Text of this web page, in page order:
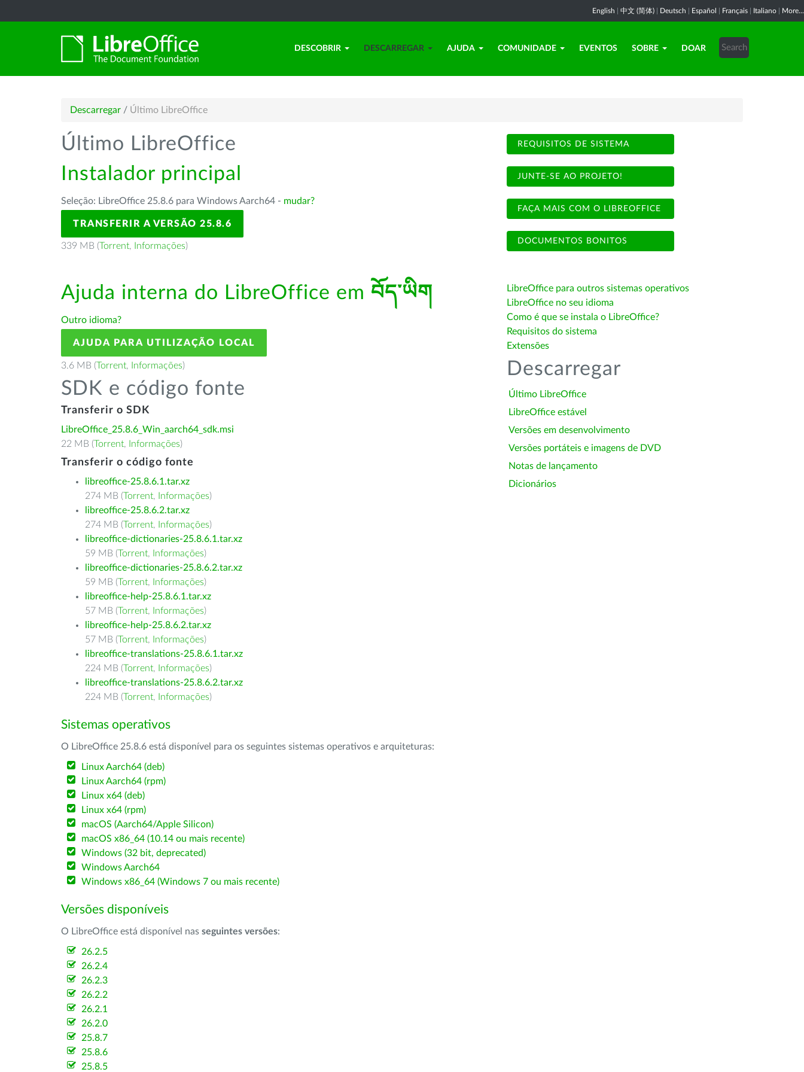
English 中文 (简体) Deutsch Español Français Italiano More...
DESCOBRIR DESCARREGAR AJUDA COMUNIDADE EVENTOS SOBRE DOAR
Descarregar / Último LibreOffice
Último LibreOffice
Instalador principal
Seleção: LibreOffice 25.8.6 para Windows Aarch64 - mudar?
TRANSFERIR A VERSÃO 25.8.6
339 MB (Torrent, Informações)
Ajuda interna do LibreOffice em བོད་ཡིག
Outro idioma?
AJUDA PARA UTILIZAÇÃO LOCAL
3.6 MB (Torrent, Informações)
SDK e código fonte
Transferir o SDK
LibreOffice_25.8.6_Win_aarch64_sdk.msi
22 MB (Torrent, Informações)
Transferir o código fonte
libreoffice-25.8.6.1.tar.xz
274 MB (Torrent, Informações)
libreoffice-25.8.6.2.tar.xz
274 MB (Torrent, Informações)
libreoffice-dictionaries-25.8.6.1.tar.xz
59 MB (Torrent, Informações)
libreoffice-dictionaries-25.8.6.2.tar.xz
59 MB (Torrent, Informações)
libreoffice-help-25.8.6.1.tar.xz
57 MB (Torrent, Informações)
libreoffice-help-25.8.6.2.tar.xz
57 MB (Torrent, Informações)
libreoffice-translations-25.8.6.1.tar.xz
224 MB (Torrent, Informações)
libreoffice-translations-25.8.6.2.tar.xz
224 MB (Torrent, Informações)
Sistemas operativos
O LibreOffice 25.8.6 está disponível para os seguintes sistemas operativos e arquiteturas:
Linux Aarch64 (deb)
Linux Aarch64 (rpm)
Linux x64 (deb)
Linux x64 (rpm)
macOS (Aarch64/Apple Silicon)
macOS x86_64 (10.14 ou mais recente)
Windows (32 bit, deprecated)
Windows Aarch64
Windows x86_64 (Windows 7 ou mais recente)
Versões disponíveis
O LibreOffice está disponível nas seguintes versões:
26.2.5
26.2.4
26.2.3
26.2.2
26.2.1
26.2.0
25.8.7
25.8.6
25.8.5
REQUISITOS DE SISTEMA
JUNTE-SE AO PROJETO!
FAÇA MAIS COM O LIBREOFFICE
DOCUMENTOS BONITOS
LibreOffice para outros sistemas operativos
LibreOffice no seu idioma
Como é que se instala o LibreOffice?
Requisitos do sistema
Extensões
Descarregar
Último LibreOffice
LibreOffice estável
Versões em desenvolvimento
Versões portáteis e imagens de DVD
Notas de lançamento
Dicionários